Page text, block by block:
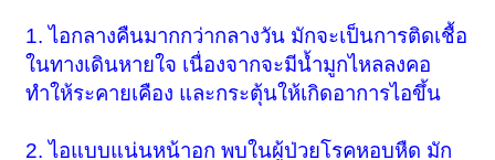
1. ไอกลางคืนมากกว่ากลางวัน มักจะเป็นการติดเชื้อ
ในทางเดินหายใจ เนื่องจากจะมีน้ำมูกไหลลงคอ
ทำให้ระคายเคือง และกระตุ้นให้เกิดอาการไอขึ้น
2. ไอแบบแน่นหน้าอก พบในผู้ป่วยโรคหอบหืด มัก